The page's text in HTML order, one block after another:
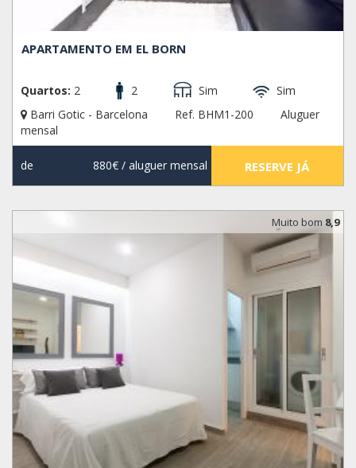
APARTAMENTO EM EL BORN
Quartos: 2 2 Sim
Sim
Barri Gotic - Barcelona
Ref. BHM1-200
Aluguer
mensal
de 880€/ aluguer mensal RESERVE JÁ
Muito bom 8,9